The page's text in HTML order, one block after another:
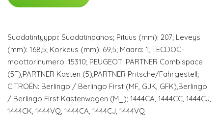
Suodatintyyppi: Suodatinpanos; Pituus (mm): 207; Leveys
(mm): 168,5; Korkeus (mm): 69,5; Määrä: 1; TECDOC-
moottorinumero: 15310; PEUGEOT: PARTNER Combispace
(5F),PARTNER Kasten (5),PARTNER Pritsche/Fahrgestell;
CITROËN: Berlingo / Berlingo First (MF, GJK, GFK),Berlingo
/ Berlingo First Kastenwagen (M_); 1444CA, 1444CC, 1444CJ,
1444CK, 1444VQ, 1444CA, 1444CJ, 1444VQ